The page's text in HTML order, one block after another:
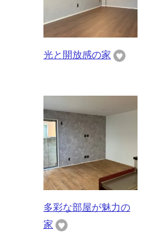
光と開放感の家
多彩な部屋が魅力の
家